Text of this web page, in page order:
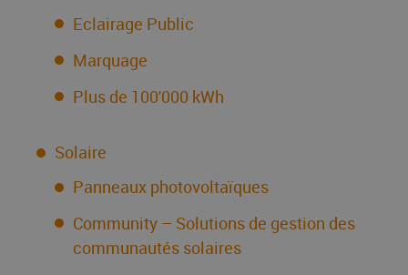
Eclairage Public
Marquage
Plus de 100'000 kWh
Solaire
Panneaux photovoltaïques
Community – Solutions de gestion des
communautés solaires